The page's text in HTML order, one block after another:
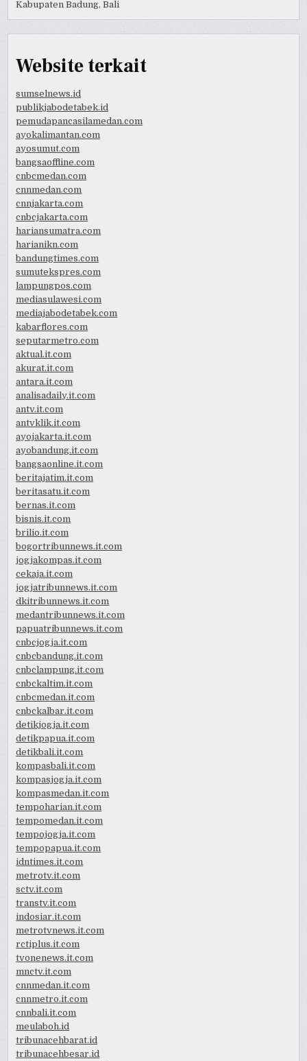
Kabupaten Badung, Bali
Website terkait
sumselnews.id
publikjabodetabek.id
pemudapancasilamedan.com
ayokalimantan.com
ayosumut.com
bangsaoffline.com
cnbcmedan.com
cnnmedan.com
cnnjakarta.com
cnbcjakarta.com
hariansumatra.com
harianikn.com
bandungtimes.com
sumutekspres.com
lampungpos.com
mediasulawesi.com
mediajabodetabek.com
kabarflores.com
seputarmetro.com
aktual.it.com
akurat.it.com
antara.it.com
analisadaily.it.com
antv.it.com
antvklik.it.com
ayojakarta.it.com
ayobandung.it.com
bangsaonline.it.com
beritajatim.it.com
beritasatu.it.com
bernas.it.com
bisnis.it.com
brilio.it.com
bogortribunnews.it.com
jogjakompas.it.com
cekaja.it.com
jogjatribunnews.it.com
dkitribunnews.it.com
medantribunnews.it.com
papuatribunnews.it.com
cnbcjogja.it.com
cnbcbandung.it.com
cnbclampung.it.com
cnbckaltim.it.com
cnbcmedan.it.com
cnbckalbar.it.com
detikjogja.it.com
detikpapua.it.com
detikbali.it.com
kompasbali.it.com
kompasjogja.it.com
kompasmedan.it.com
tempoharian.it.com
tempomedan.it.com
tempojogja.it.com
tempopapua.it.com
idntimes.it.com
metrotv.it.com
sctv.it.com
transtv.it.com
indosiar.it.com
metrotvnews.it.com
rctiplus.it.com
tvonenews.it.com
mnctv.it.com
cnnmedan.it.com
cnnmetro.it.com
cnnbali.it.com
meulaboh.id
tribunacehbarat.id
tribunacehbesar.id